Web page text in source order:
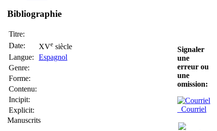
Bibliographie
Titre:
Date:
XVe siècle
Langue:
Espagnol
Genre:
Forme:
Contenu:
Incipit:
Explicit:
Manuscrits
Signaler
une
erreur ou
une
omission:
Courriel